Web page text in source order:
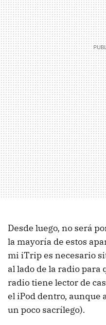
Desde luego, no será
la mayoría de estos
mi iTrip es necesario
al lado de la radio para
radio tiene lector de
el iPod dentro, aunque
un poco sacrílego).